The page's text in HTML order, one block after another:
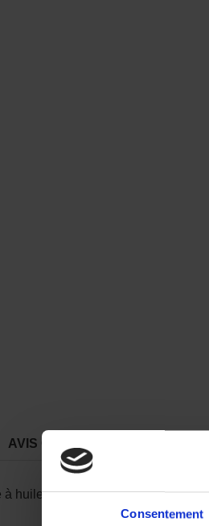
Consentement
AVIS CLIENTS
à huile d’origine KTM, comme le